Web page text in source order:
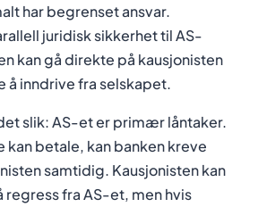
har begrenset ansvar.
juridisk sikkerhet til AS-
kan gå direkte på kausjonisten
å inndrive fra selskapet.
slik: AS-et er primær låntaker.
kan betale, kan banken kreve
samtidig. Kausjonisten kan
fra AS-et, men hvis